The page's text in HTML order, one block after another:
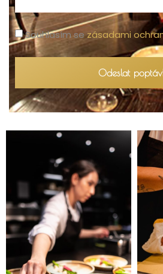
Souhlasím sezásadami
Odeslat